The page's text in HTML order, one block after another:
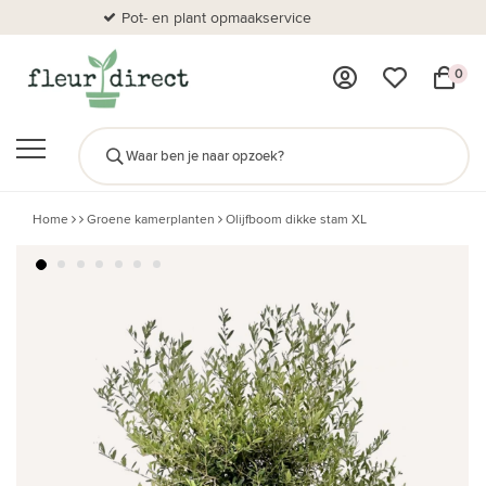
Pot- en plant opmaakservice
0
Home Groene kamerplanten Olijfboom dikke stam XL